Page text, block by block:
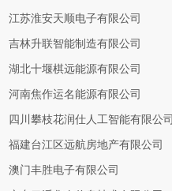
江苏淮安天顺电子有限公司
吉林升联智能制造有限公司
湖北十堰棋远能源有限公司
河南焦作运名能源有限公司
四川攀枝花润仕人工智能有限公司
福建台江区远航房地产有限公司
澳门丰胜电子有限公司